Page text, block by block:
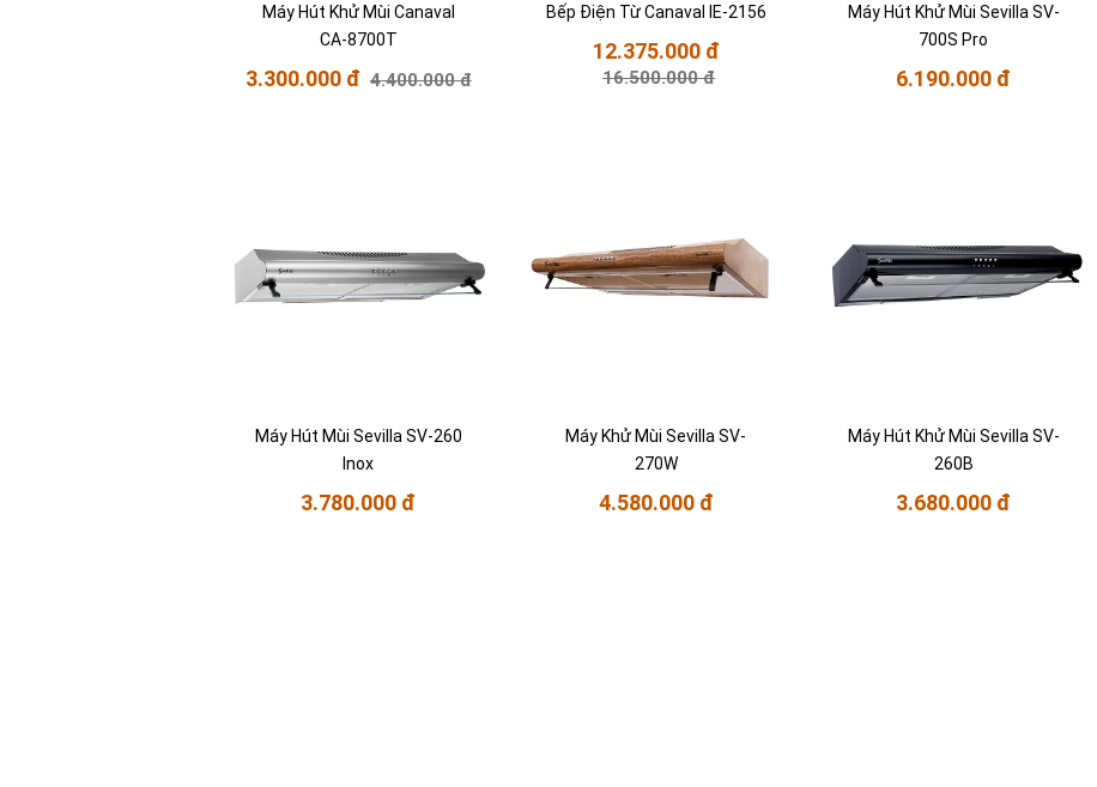
Máy Hút Khử Mùi Canaval
CA-8700T
3.300.000 đ 4.400.000 đ
Bếp Điện Từ Canaval IE-2156
12.375.000 đ
16.500.000 đ
Máy Hút Khử Mùi Sevilla SV-
700S Pro
6.190.000 đ
Máy Hút Mùi Sevilla SV-260
Inox
3.780.000 đ
Máy Khử Mùi Sevilla SV-
270W
4.580.000 đ
Máy Hút Khử Mùi Sevilla SV-
260B
3.680.000 đ